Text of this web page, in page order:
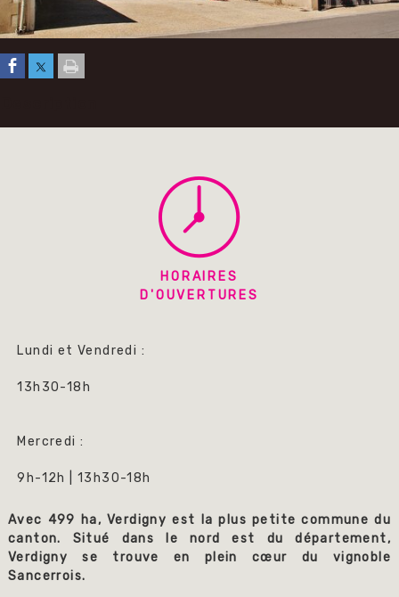
HORAIRES
D'OUVERTURES
Lundi et Vendredi :
13h30-18h
Mercredi :
9h-12h | 13h30-18h
Avec 499 ha, Verdigny est la plus petite commune du
canton. Situé dans le nord est du département,
Verdigny se trouve en plein cœur du vignoble
Sancerrois.